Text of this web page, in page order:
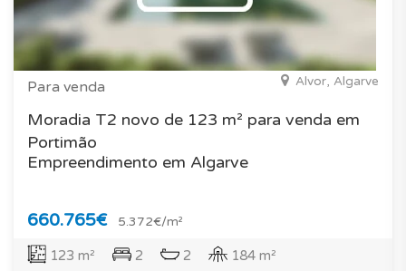
Para venda Alvor, Algarve
Moradia T2 novo de 123 m² para venda em
Portimão
Empreendimento em Algarve
660.765€ 5.372€/m²
123 m² 2 2 184 m²